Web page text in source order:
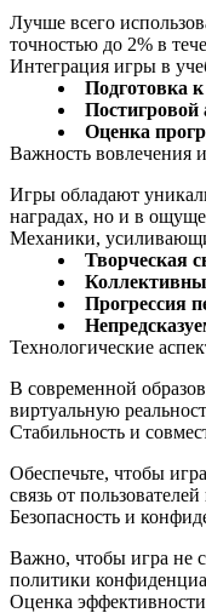
Лучше всего
точностью до 2% в
Интеграция игры в
Подготовка
Постигровой
Оценка
Важность вовлечения
Игры обладают
наградах, но и в
Механики,
Творческая
Прогрессия
Технологические
В современной
виртуальную
Стабильность и
Обеспечьте, чтобы
связь от
Безопасность и
Важно, чтобы игра не
политики
Оценка эффективности